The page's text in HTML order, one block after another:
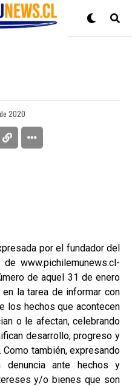
2020
por el fundador del
www.pichilemunews.cl-
de aquel 31 de enero
la tarea de informar con
los hechos que acontecen
o le afectan, celebrando
desarrollo, progreso y
también, expresando
denuncia ante hechos y
y/o bienes que son